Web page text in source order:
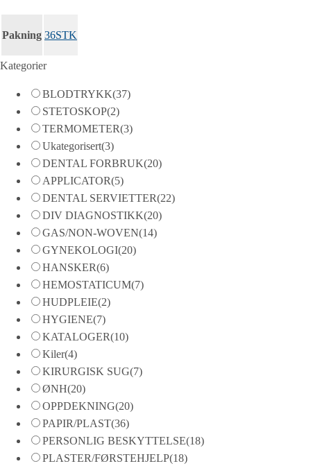
Pakning 36STK
Kategorier
BLODTRYKK(37)
STETOSKOP(2)
TERMOMETER(3)
Ukategorisert(3)
DENTAL FORBRUK(20)
APPLICATOR(5)
DENTAL SERVIETTER(22)
DIV DIAGNOSTIKK(20)
GAS/NON-WOVEN(14)
GYNEKOLOGI(20)
HANSKER(6)
HEMOSTATICUM(7)
HUDPLEIE(2)
HYGIENE(7)
KATALOGER(10)
Kiler(4)
KIRURGISK SUG(7)
ØNH(20)
OPPDEKNING(20)
PAPIR/PLAST(36)
PERSONLIG BESKYTTELSE(18)
PLASTER/FØRSTEHJELP(18)